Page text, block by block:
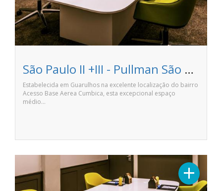
São Paulo II +III - Pullman São Paulo Guarulhos Airport
Estabelecida em Guarulhos na excelente localização do bairro
Acesso Base Aerea Cumbica, esta excepcional espaço
médio…
+Next